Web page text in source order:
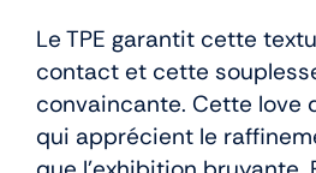
Le TPE garantit cette
contact et cette
convaincante. Cette love
qui apprécient le